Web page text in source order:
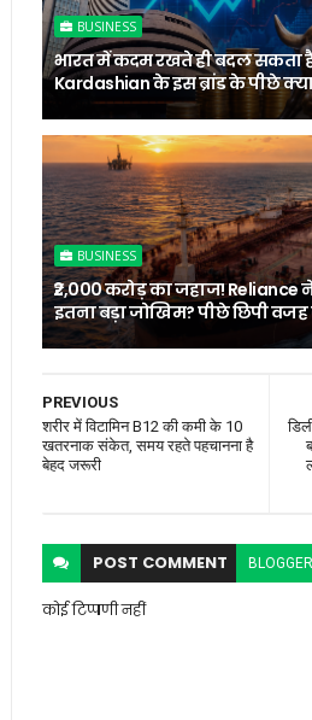
BUSINESS
भारत में कदम रखते ही बदल सकता
Kardashian के इस ब्रांड के पीछे
BUSINESS
₹2,000 करोड़ का जहाज! Reliance
इतना बड़ा जोखिम? पीछे छिपी
PREVIOUS
शरीर में विटामिन B12 की कमी के 10
खतरनाक संकेत, समय रहते पहचानना है
बेहद जरूरी
POST COMMENT BLOGGER
कोई टिप्पणी नहीं